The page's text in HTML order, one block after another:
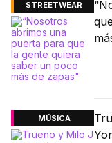
STREETWEAR
MÚSICA